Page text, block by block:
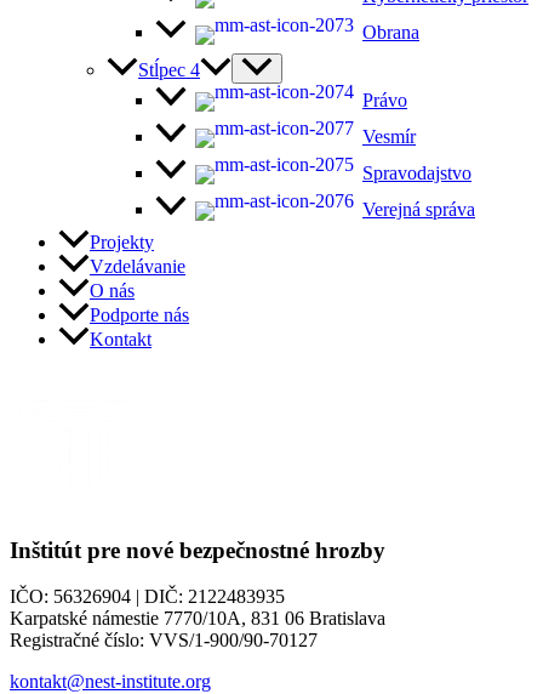
Obrana
Stĺpec 4
Právo
Vesmír
Spravodajstvo
Verejná správa
Projekty
Vzdelávanie
O nás
Podporte nás
Kontakt
Inštitút pre nové bezpečnostné hrozby
IČO: 56326904 | DIČ: 2122483935
Karpatské námestie 7770/10A, 831 06 Bratislava
Registračné číslo: VVS/1-900/90-70127
kontakt@nest-institute.org